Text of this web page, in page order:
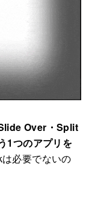
Slide Over・Split
1つのアプリを
必要でないの